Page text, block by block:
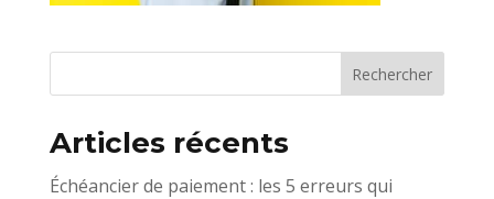
Articles récents
Échéancier de paiement : les 5 erreurs qui